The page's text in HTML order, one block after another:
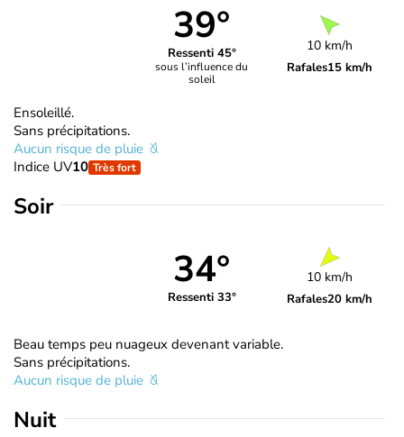
39°
Ressenti 45°
sous l’influence du
soleil
10 km/h
Rafales15 km/h
Ensoleillé.
Sans précipitations.
Aucun risque de pluie
Indice UV10 Très fort
Soir
34°
Ressenti 33°
10 km/h
Rafales20 km/h
Beau temps peu nuageux devenant variable.
Sans précipitations.
Aucun risque de pluie
Nuit